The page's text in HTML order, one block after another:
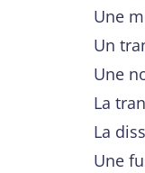
Une
Un
Une
La
La
Une